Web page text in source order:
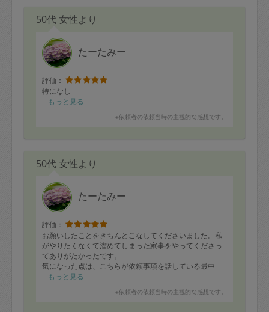
50代 女性より
たーたみー
評価：
特になし
もっと見る
※依頼者の依頼当時の主観的な感想です。
50代 女性より
たーたみー
評価：
お願いしたことをきちんとこなしてくださいました。私
がやりたくなくて溜めてしまった家事をやってくださっ
てありがたかったです。
気になった点は、こちらが依頼事項を話している最中
に、被せるように話し始められるので、話したいことが
ほしいとお伝えしましたが、あまり改善されませんでし
もっと見る
※依頼者の依頼当時の主観的な感想です。